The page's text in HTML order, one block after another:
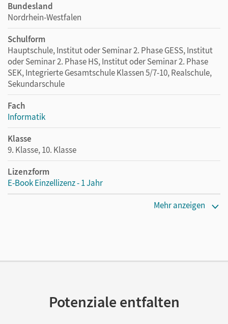
Bundesland
Nordrhein-Westfalen
Schulform
Hauptschule, Institut oder Seminar 2. Phase GESS, Institut
oder Seminar 2. Phase HS, Institut oder Seminar 2. Phase
SEK, Integrierte Gesamtschule Klassen 5/7-10, Realschule,
Sekundarschule
Fach
Informatik
Klasse
9. Klasse, 10. Klasse
Lizenzform
E-Book Einzellizenz - 1 Jahr
Cornelsen Verlag
Mehr anzeigen
Potenziale entfalten